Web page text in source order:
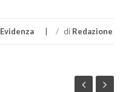
Evidenza / di Redazione